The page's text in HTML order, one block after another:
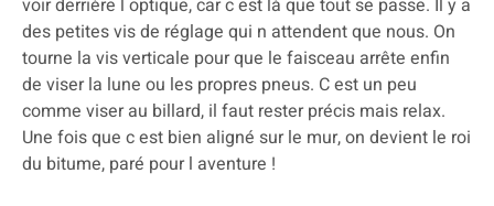
voir derrière l optique, car c est là que tout se passe. Il y a
des petites vis de réglage qui n attendent que nous. On
tourne la vis verticale pour que le faisceau arrête enfin
de viser la lune ou les propres pneus. C est un peu
comme viser au billard, il faut rester précis mais relax.
Une fois que c est bien aligné sur le mur, on devient le roi
du bitume, paré pour l aventure !